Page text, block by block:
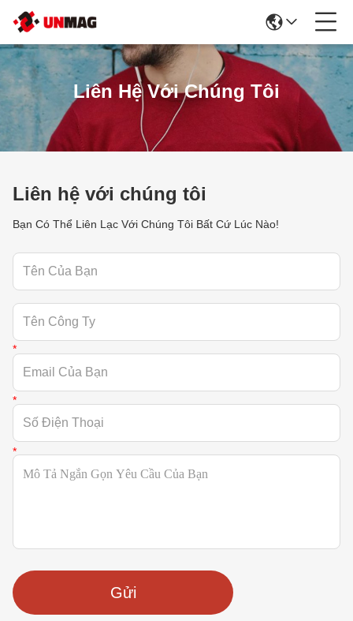
Liên Hệ Với Chúng Tôi
Liên hệ với chúng tôi
Bạn Có Thể Liên Lạc Với Chúng Tôi Bất Cứ Lúc Nào!
Gửi